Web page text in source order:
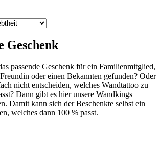
Geschenk
passende Geschenk für ein Familienmitglied,
oder einen Bekannten gefunden? Oder
nicht entscheiden, welches Wandtattoo zu
Dann gibt es hier unsere Wandkings
Damit kann sich der Beschenkte selbst ein
welches dann 100 % passt.